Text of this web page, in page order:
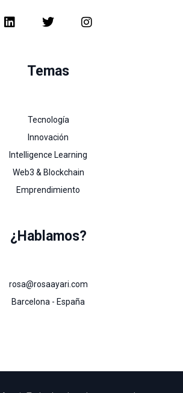
Temas
Tecnología
Innovación
Intelligence Learning
Web3 & Blockchain
Emprendimiento
¿Hablamos?
rosa@rosaayari.com
Barcelona - España